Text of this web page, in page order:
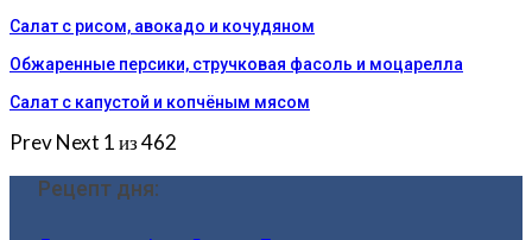
Салат с рисом, авокадо и кочудяном
Обжаренные персики, стручковая фасоль и моцарелла
Салат с капустой и копчёным мясом
PrevNext 1 из 462
Рецепт дня: